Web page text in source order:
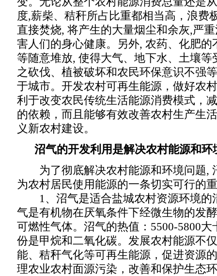
度,薪柴、秸秆所占比重都相当高，浪费
直接焚烧, 将产生的大量烟尘和余灰,严
害人们的身心健康。另外, 农药、化肥的
等随意堆放, 使得大气、地下水、土壤等
之砍伐、植被破坏和农民环保意识不强
于城市。开发农村可再生能源，做好农
利于改变农民传统生活能源消费模式，
的依赖，而且能够有效改善农村生产生
义新农村建设。
沼气的开发利用是解决农村能源和环
为了彻底解决农村能源和环境问题,
为农村居民使用能源的一条切实可行的
1、沼气是适合盐城农村资源环境的
气是有机物在厌氧条件下经微生物的发
可燃性气体。沼气的热值：5500-5800
份是甲烷和二氧化碳。发展农村能源不
能、秸秆气化等可再生能源，促进资源
理农业农村面源污染，改善和保护生态